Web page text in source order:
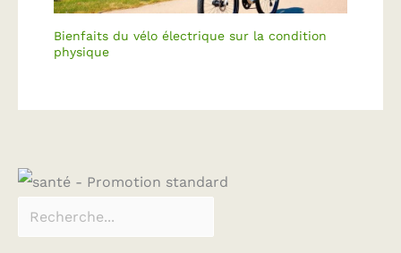
Bienfaits du vélo électrique sur la condition
physique